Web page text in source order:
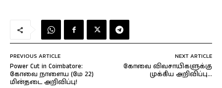
PREVIOUS ARTICLE
Power Cut in Coimbatore:
கோவை நாளைய (மே 22)
மின்தடை அறிவிப்பு!
NEXT ARTICLE
கோவை விவசாயிகளுக்கு
முக்கிய அறிவிப்பு…